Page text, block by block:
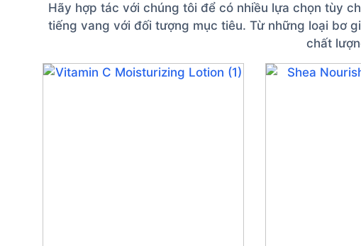
Hãy hợp tác với chúng tôi để có nhiều lựa chọn tùy
tiếng vang với đối tượng mục tiêu. Từ những loại bơ
chất